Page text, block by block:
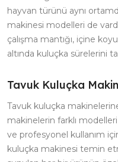
hayvan türünü aynı
makinesi modelleri de
çalışma mantığı, içine
altında kuluçka sürelerini
Tavuk Kuluçka
Tavuk kuluçka
makinelerin farklı
ve profesyonel kullanım
kuluçka makinesi temin